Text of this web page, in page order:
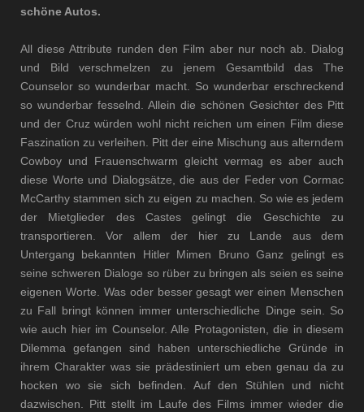
schöne Autos.
All diese Attribute runden den Film aber nur noch ab. Dialog
und Bild verschmelzen zu jenem Gesamtbild das The
Counselor so wunderbar macht. So wunderbar erschreckend
so wunderbar fesselnd. Allein die schönen Gesichter des Pitt
und der Cruz würden wohl nicht reichen um einen Film diese
Faszination zu verleihen. Pitt der eine Mischung aus alterndem
Cowboy und Frauenschwarm gleicht vermag es aber auch
diese Worte und Dialogsätze, die aus der Feder von Cormac
McCarthy stammen sich zu eigen zu machen. So wie es jedem
der Mietglieder des Castes gelingt die Geschichte zu
transportieren. Vor allem der hier zu Lande aus dem
Untergang bekannten Hitler Mimen Bruno Ganz gelingt es
seine schweren Dialoge so rüber zu bringen als seien es seine
eigenen Worte. Was oder besser gesagt wer einen Menschen
zu Fall bringt können immer unterschiedliche Dinge sein. So
wie auch hier im Counselor. Alle Protagonisten, die in diesem
Dilemma gefangen sind haben unterschiedliche Gründe in
ihrem Charakter was sie prädestiniert um eben genau da zu
hocken wo sie sich befinden. Auf den Stühlen und nicht
dazwischen. Pitt stellt im Laufe des Films immer wieder die